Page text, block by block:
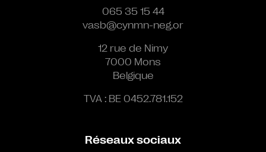
065 35 15 44
vasb@cynmn-neg.or
12 rue de Nimy
7000 Mons
Belgique
TVA : BE 0452.781.152
Réseaux sociaux